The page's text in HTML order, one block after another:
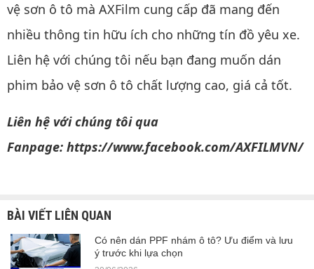
vệ sơn ô tô mà AXFilm cung cấp đã mang đến
nhiều thông tin hữu ích cho những tín đồ yêu xe.
Liên hệ với chúng tôi nếu bạn đang muốn dán
phim bảo vệ sơn ô tô chất lượng cao, giá cả tốt.
Liên hệ với chúng tôi qua
Fanpage: https://www.facebook.com/AXFILMVN/
BÀI VIẾT LIÊN QUAN
Có nên dán PPF nhám ô tô? Ưu điểm và lưu
ý trước khi lựa chọn